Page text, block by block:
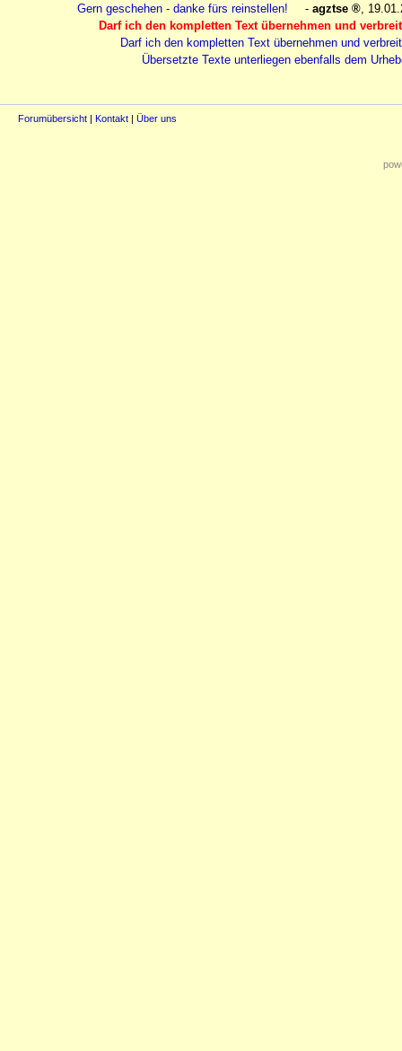
Gern geschehen - danke fürs reinstellen!
- agztse ,
Darf ich den kompletten Text übernehmen und
Darf ich den kompletten Text übernehmen und
Übersetzte Texte unterliegen ebenfalls dem
Forumübersicht | Kontakt | Über uns